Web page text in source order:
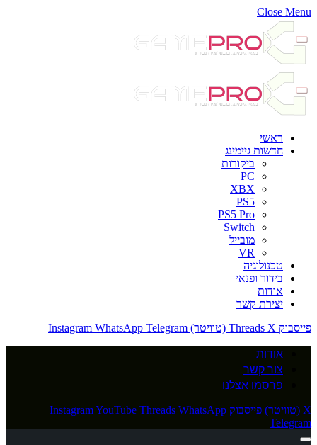
Close Menu
ראשי
חדשות גיימינג
ביקורות
PC
XBX
PS5
PS5 Pro
Switch
מובייל
VR
טכנולוגיה
בידור ופנאי
אודות
יצירת קשר
פייסבוק
Threads X (טוויטר) Instagram WhatsApp Telegram
אודות
צור קשר
פרסמו אצלנו
X (טוויטר) פייסבוק InstagramYouTube Threads WhatsApp
Telegram